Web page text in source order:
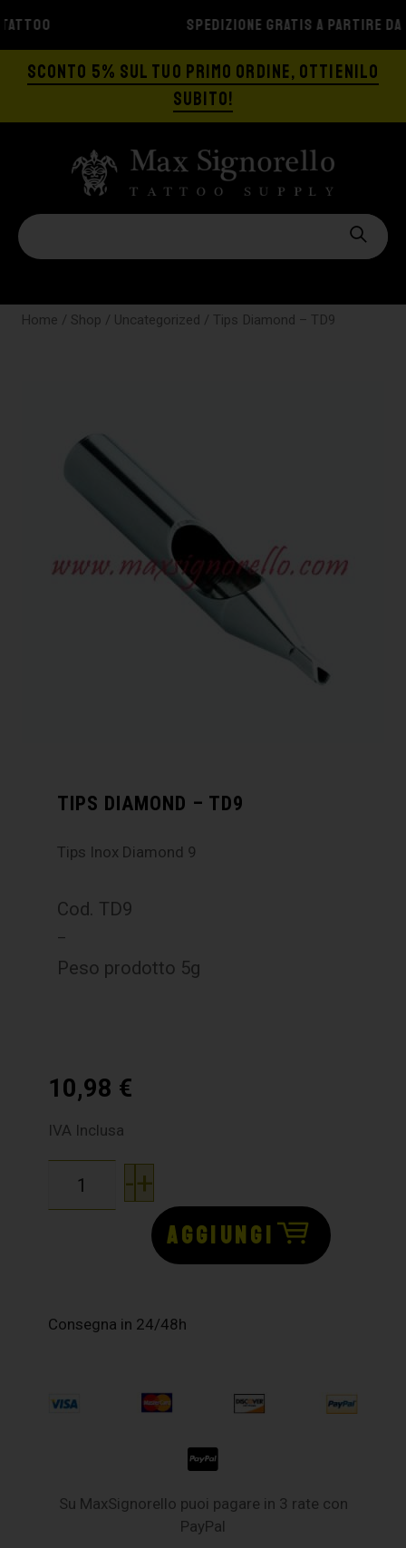
SPEDIZIONE GRATIS A PARTIRE DA €129
SCONTO 5% SUL TUO PRIMO ORDINE, OTTIENILO
SUBITO!
Home / Shop / Uncategorized / Tips Diamond – TD9
TIPS DIAMOND – TD9
Tips Inox Diamond 9
Cod. TD9
–
Peso prodotto 5g
10,98 €
IVA Inclusa
-+
AGGIUNGI
Consegna in 24/48h
Su MaxSignorello puoi pagare in 3 rate con
PayPal